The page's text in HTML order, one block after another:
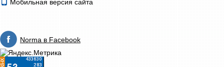
Мобильная версия сайта
Norma в Facebook